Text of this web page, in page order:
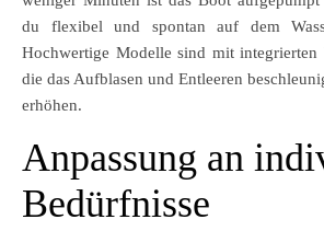
du flexibel und spontan auf dem
Hochwertige Modelle sind mit integrierten
die das Aufblasen und Entleeren
erhöhen.
Anpassung an
Bedürfnisse